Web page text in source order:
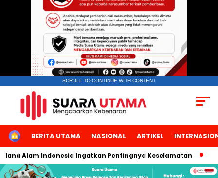
SCROLL TO CONTINUE WITH CONTENT
HOMEBERITA UTAMA NASIONAL ARTIKEL
Ingatkan Pentingnya Keselamatan Saudi Edu